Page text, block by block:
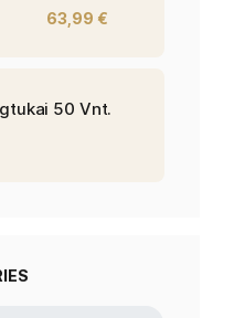
63,99 €
50 Vnt.